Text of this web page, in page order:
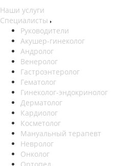
Наши услуги
Специалисты
Руководители
Акушер-гинеколог
Андролог
Венеролог
Гастроэнтеролог
Гематолог
Гинеколог-эндокринолог
Дерматолог
Кардиолог
Косметолог
Мануальный терапевт
Невролог
Онколог